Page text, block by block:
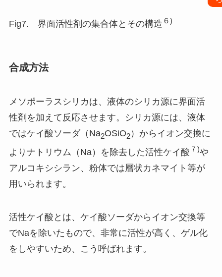
Fig7. 界面活性剤の集合体とその構造 ６)
合成方法
メソポーラスシリカは、液体のシリカ源に界面活
性剤を加えて反応させます。シリカ源には、液体
ではケイ酸ソーダ（Na2OSiO2）からイオン交換に
よりナトリウム（Na）を除去した活性ケイ酸 ７)や
アルコキシシラン、粉体では層状カネマイト等が
用いられます。
活性ケイ酸とは、ケイ酸ソーダからイオン交換等
でNaを除いたもので、非常に活性が高く、ゲル化
をしやすいため、こう呼ばれます。